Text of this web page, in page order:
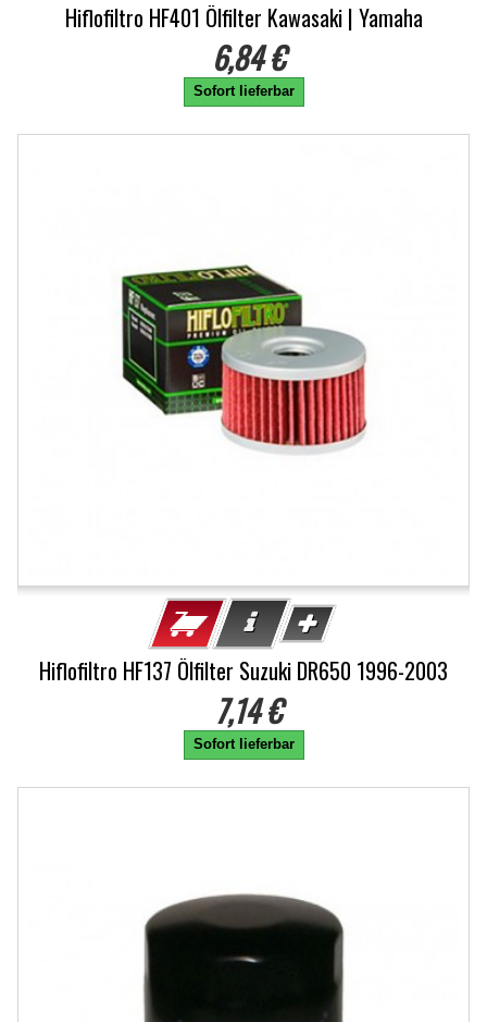
Hiflofiltro HF401 Ölfilter Kawasaki | Yamaha
6,84 €
Sofort lieferbar
Hiflofiltro HF137 Ölfilter Suzuki DR650 1996-2003
7,14 €
Sofort lieferbar